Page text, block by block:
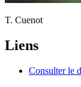
T. Cuenot
Liens
Consulter le